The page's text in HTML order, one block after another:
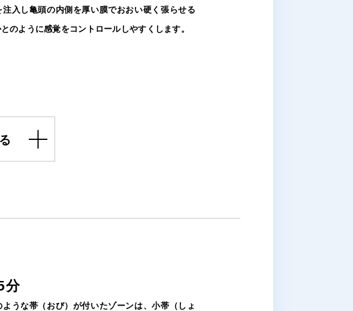
入し亀頭の内側を厚い膜でおおい硬く張らせる
のように感覚をコントロールしやすくします。
分
うな帯（おび）が付いたゾーンは、小帯（しょ